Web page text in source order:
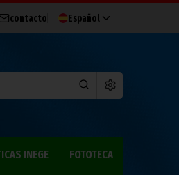
contacto Español
INEGE FOTOTECA